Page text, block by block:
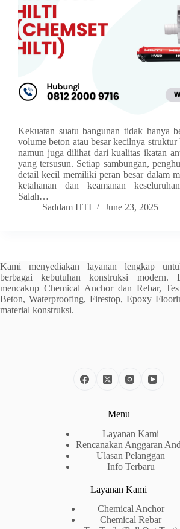
Kekuatan suatu bangunan tidak hanya
volume beton atau besar kecilnya struktur
namun juga dilihat dari kualitas ikatan
yang tersusun. Setiap sambungan,
detail kecil memiliki peran besar dalam
ketahanan dan keamanan
Salah…
Saddam HTI
June 23, 2025
Kami menyediakan layanan lengkap
berbagai kebutuhan konstruksi modern.
mencakup Chemical Anchor dan Rebar,
Beton, Waterproofing, Firestop, Epoxy
material konstruksi.
Menu
Layanan Kami
Rencanakan Anggaran
Ulasan Pelanggan
Info Terbaru
Layanan Kami
Chemical Anchor
Chemical Rebar